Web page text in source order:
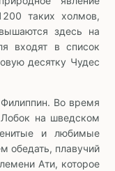
таких холмов,
здесь на
входят в список
десятку Чудес
Во время
на шведском
и любимые
обедать, плавучий
Ати, которое